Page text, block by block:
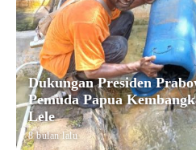
Dukungan Presiden
Pemuda Papua
Lele
8 bulan lalu